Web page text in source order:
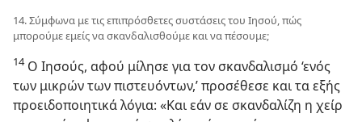
14. Σύμφωνα με τις επιπρόσθετες συστάσεις του Ιησού, πώς
μπορούμε εμείς να σκανδαλισθούμε και να πέσουμε;
14Ο Ιησούς, αφού μίλησε για τον σκανδαλισμό ‘ενός
των μικρών των πιστευόντων,’ προσέθεσε και τα εξής
προειδοποιητικά λόγια: «Και εάν σε σκανδαλίζη η χείρ